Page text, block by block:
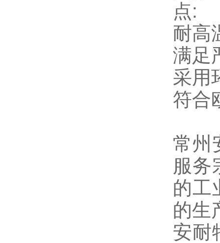
点:
耐高
满足
采用
符合
常州
服务
的工
的生
安耐